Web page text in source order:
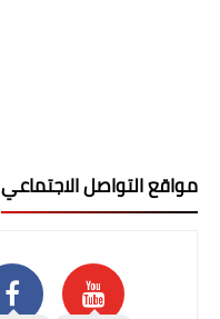
مواقع التواصل الاجتماعي